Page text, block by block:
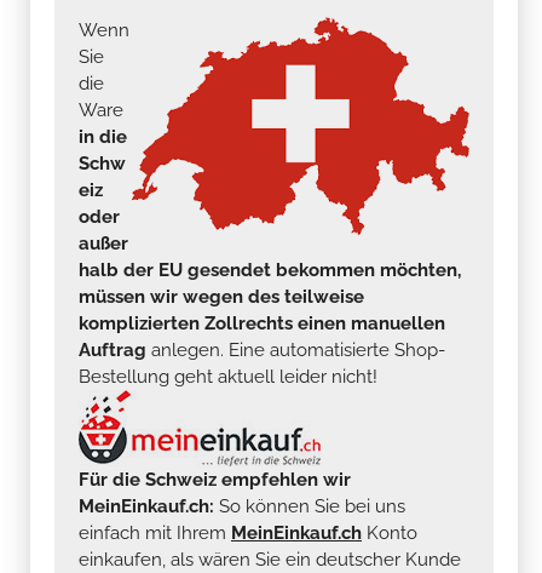
Wenn
Sie
die
Ware
in die
Schw
eiz
oder
außer
halb der EU gesendet bekommen möchten,
müssen wir wegen des teilweise
komplizierten Zollrechts einen manuellen
Auftrag anlegen. Eine automatisierte Shop-
Bestellung geht aktuell leider nicht!
Für die Schweiz empfehlen wir
MeinEinkauf.ch: So können Sie bei uns
einfach mit Ihrem MeinEinkauf.ch Konto
einkaufen, als wären Sie ein deutscher Kunde